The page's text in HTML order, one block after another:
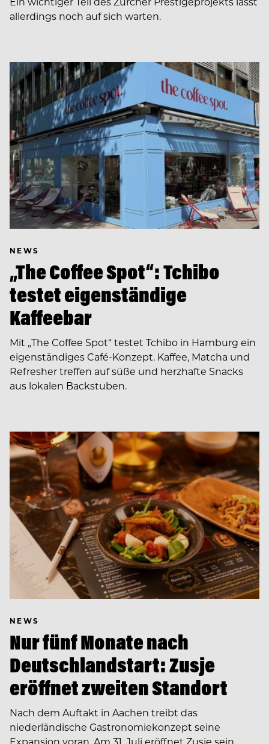
allerdings noch auf sich warten.
NEWS
„The Coffee Spot“: Tchibo
testet eigenständige
Kaffeebar
Mit „The Coffee Spot“ testet Tchibo in Hamburg ein
eigenständiges Café-Konzept. Kaffee, Matcha und
Refresher treffen auf süße und herzhafte Snacks
aus lokalen Backstuben.
NEWS
Nur fünf Monate nach
Deutschlandstart: Zusje
eröffnet zweiten Standort
Nach dem Auftakt in Aachen treibt das
niederländische Gastronomiekonzept seine
Expansion voran. Am 31. Juli eröffnet Zusje sein